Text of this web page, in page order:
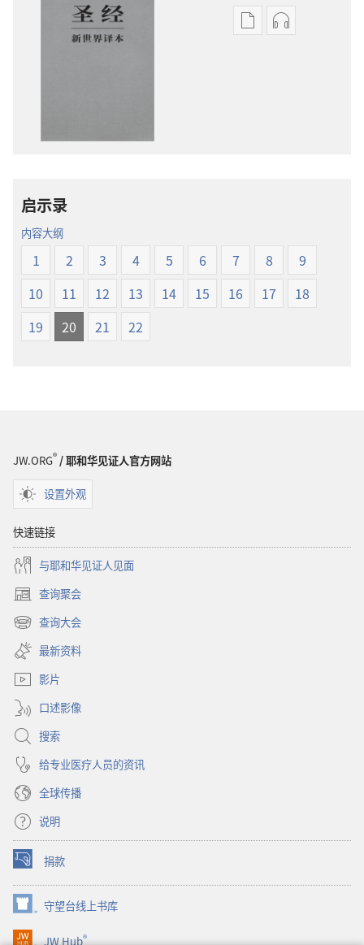
电
新
界
译
录
译
启示录
内容大纲
1 2 3 4 5 6 7 8
9
10
11 12 13 14 15 16 17
18
19
20 21 22
JW.ORG® / 耶和华见证人官方网站
设置外观
快速链接
与耶和华见证人见面
查询聚会
（打
开
新
窗
口）
查询大会
（打
开
新
窗
最新资料
影片
口述影像
搜索
给专业医疗人员的资讯
全球传播
说明
捐款
（打
开
新
窗
口）
守望台线上书库
（打
开
JW Hub®